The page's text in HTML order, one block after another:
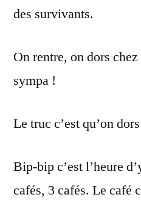
des survivants.
On rentre, on dors
sympa !
Le truc c’est qu’on
Bip-bip c’est l’heure
cafés, 3 cafés. Le café